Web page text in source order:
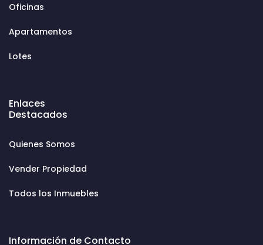
Oficinas
Apartamentos
Lotes
Enlaces
Destacados
Quienes Somos
Vender Propiedad
Todos los Inmuebles
Información de Contacto